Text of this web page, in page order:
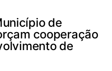
de
cooperação
de